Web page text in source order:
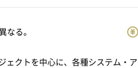
なる。
ェクトを中心に、各種システム